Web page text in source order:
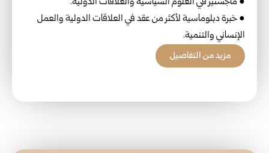
● خبرة دبلوماسية لأكثر من عقد في العلاقات الدولية والعمل
الإنساني والتنمية.
مزيد من التفاصيل